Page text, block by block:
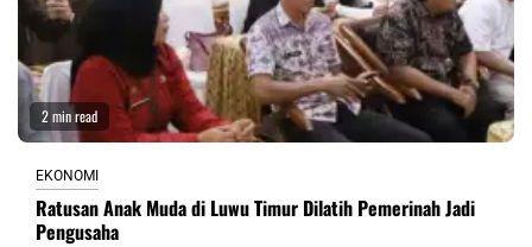
2 min read
EKONOMI
Ratusan Anak Muda di Luwu Timur Dilatih Pemerinah Jadi
Pengusaha